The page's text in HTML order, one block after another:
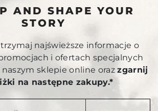
AND SHAPE YOUR
STORY
najświeższe informacje o
i ofertach specjalnych
sklepie online orazzgarnij
na następne zakupy.*